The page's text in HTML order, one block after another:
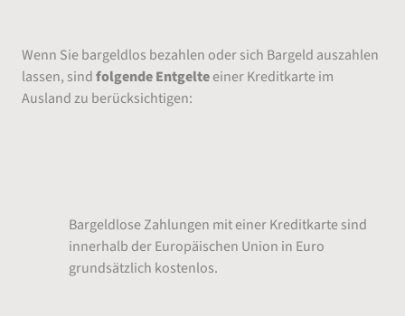
Wenn Sie bargeldlos bezahlen oder sich Bargeld auszahlen
lassen, sindfolgende Entgelteeiner Kreditkarte im
Ausland zu berücksichtigen:
Bargeldlose Zahlungen mit einer Kreditkarte sind
innerhalb der Europäischen Union in Euro
grundsätzlich kostenlos.